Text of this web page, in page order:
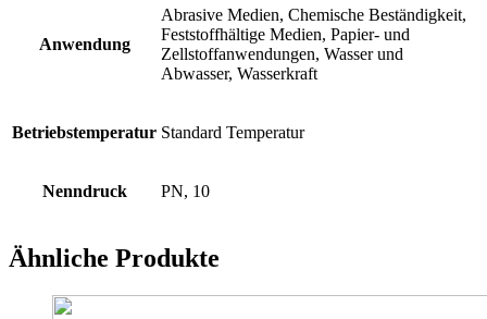
Anwendung
Abrasive Medien, Chemische Beständigkeit,
Feststoffhältige Medien, Papier- und
Zellstoffanwendungen, Wasser und
Abwasser, Wasserkraft
Betriebstemperatur Standard Temperatur
Nenndruck PN, 10
Ähnliche Produkte